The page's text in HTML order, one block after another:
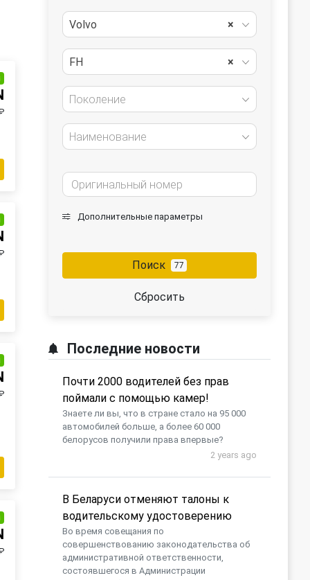
×
Volvo
×
FH
Поколение
Наименование
Дополнительные параметры
Поиск 77
Сбросить
Последние новости
Почти 2000 водителей без прав
поймали с помощью камер!
Знаете ли вы, что в стране стало на 95 000
автомобилей больше, а более 60 000
белорусов получили права впервые?
2 years ago
В Беларуси отменяют талоны к
водительскому удостоверению
Во время совещания по
совершенствованию законодательства об
административной ответственности,
состоявшегося в Администрации